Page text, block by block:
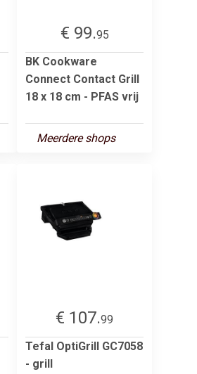
€ 99.95
BK Cookware
Connect Contact Grill
18 x 18 cm - PFAS vrij
Meerdere shops
€ 107.99
Tefal OptiGrill GC7058
- grill